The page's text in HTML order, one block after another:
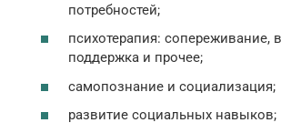
потребностей;
психотерапия: сопереживание,
поддержка и прочее;
самопознание и социализация;
развитие социальных навыков;